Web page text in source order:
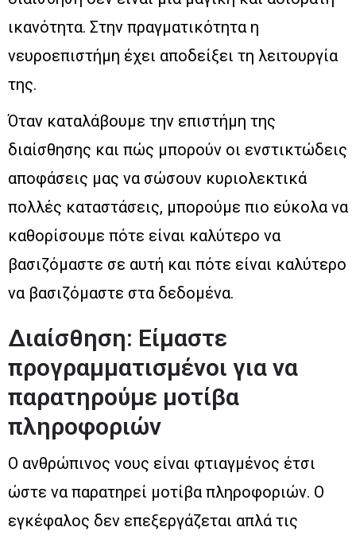
ικανότητα. Στην πραγματικότητα η
νευροεπιστήμη έχει αποδείξει τη λειτουργία
της.
Όταν καταλάβουμε την επιστήμη της
διαίσθησης και πώς μπορούν οι ενστικτώδεις
αποφάσεις μας να σώσουν κυριολεκτικά
πολλές καταστάσεις, μπορούμε πιο εύκολα να
καθορίσουμε πότε είναι καλύτερο να
βασιζόμαστε σε αυτή και πότε είναι καλύτερο
να βασιζόμαστε στα δεδομένα.
Διαίσθηση: Είμαστε
προγραμματισμένοι για να
παρατηρούμε μοτίβα
πληροφοριών
Ο ανθρώπινος νους είναι φτιαγμένος έτσι
ώστε να παρατηρεί μοτίβα πληροφοριών. Ο
εγκέφαλος δεν επεξεργάζεται απλά τις